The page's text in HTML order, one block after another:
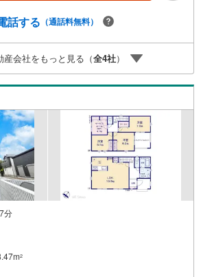
なに？ローン組めるかな？」わからないこと
知らないと損する税金のこと等トータルで
ます！
話する （通話料無料）
産会社をもっと見る（全4社）
分
2